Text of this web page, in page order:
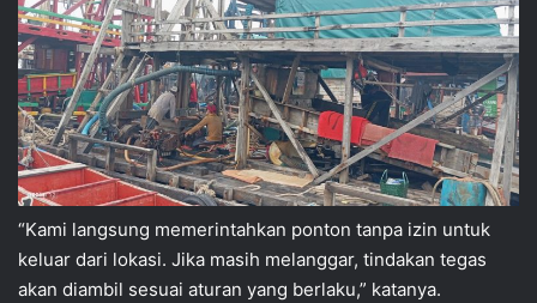
“Kami langsung memerintahkan ponton tanpa izin untuk
keluar dari lokasi. Jika masih melanggar, tindakan tegas
akan diambil sesuai aturan yang berlaku,” katanya.